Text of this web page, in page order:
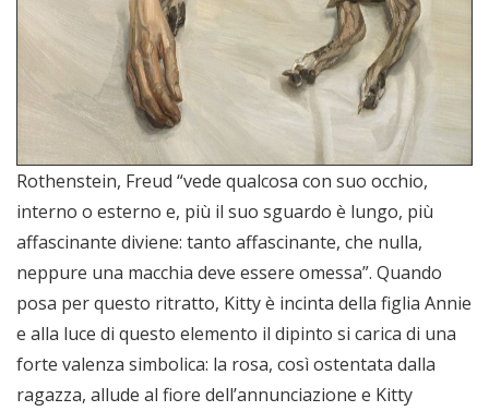
Rothenstein, Freud “vede qualcosa con suo occhio,
interno o esterno e, più il suo sguardo è lungo, più
affascinante diviene: tanto affascinante, che nulla,
neppure una macchia deve essere omessa”. Quando
posa per questo ritratto, Kitty è incinta della figlia Annie
e alla luce di questo elemento il dipinto si carica di una
forte valenza simbolica: la rosa, così ostentata dalla
ragazza, allude al fiore dell’annunciazione e Kitty